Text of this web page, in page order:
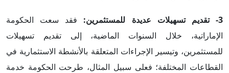
3- تقديم تسهيلات عديدة للمستثمرين:
فقد سعت الحكومة
الإماراتية، خلال السنوات الماضية، إلى تقديم تسهيلات
للمستثمرين، وتيسير الإجراءات المتعلقة بالأنشطة الاستثمارية في
القطاعات المختلفة؛ فعلى سبيل المثال، طرحت الحكومة خدمة